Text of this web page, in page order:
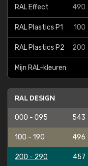
RAL Effect 490
RAL Plastics P1 100
RAL Plastics P2 200
Mijn RAL-kleuren
RAL DESIGN
000 - 095 543
100 - 190 496
200 - 290 457